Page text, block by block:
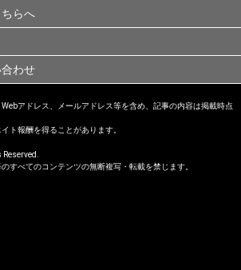
らへ
わせ
アドレス、メールアドレス等を含め、記事の内容は掲載時点
ト報酬を得ることがあります。
Reserved.
すべてのコンテンツの無断複写・転載を禁じます。